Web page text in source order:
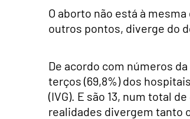
O aborto não está à
outros pontos, diverge do
De acordo com números
terços (69,8%) dos
(IVG). E são 13, num total
realidades divergem tanto